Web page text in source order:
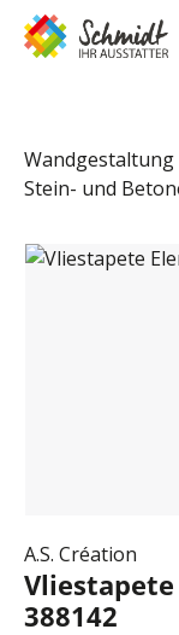
springen
Wandgestaltung
Stein- und
Bildergalerie
A.S. Création
388142